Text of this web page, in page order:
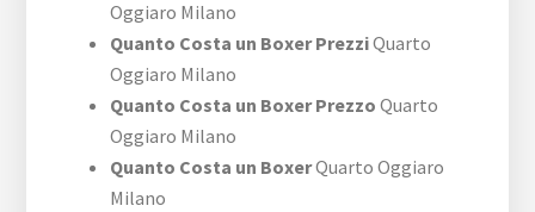
Oggiaro Milano
Quanto Costa un Boxer PrezziQuarto
Oggiaro Milano
Quanto Costa un Boxer Prezzo Quarto
Oggiaro Milano
Quanto Costa un BoxerQuarto Oggiaro
Milano